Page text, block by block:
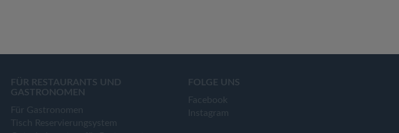
FÜR RESTAURANTS UND
GASTRONOMEN
Für Gastronomen
Tisch Reservierungsystem
FOLGE UNS
Facebook
Instagram